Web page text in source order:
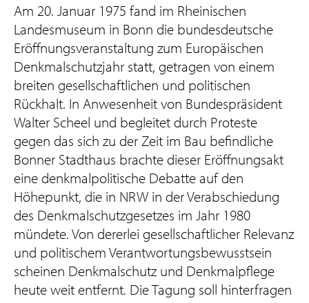
Am 20. Januar 1975 fand im Rheinischen
Landesmuseum in Bonn die bundesdeutsche
Eröffnungsveranstaltung zum Europäischen
Denkmalschutzjahr statt, getragen von einem
breiten gesellschaftlichen und politischen
Rückhalt. In Anwesenheit von Bundespräsident
Walter Scheel und begleitet durch Proteste
gegen das sich zu der Zeit im Bau befindliche
Bonner Stadthaus brachte dieser Eröffnungsakt
eine denkmalpolitische Debatte auf den
Höhepunkt, die in NRW in der Verabschiedung
des Denkmalschutzgesetzes im Jahr 1980
mündete. Von dererlei gesellschaftlicher Relevanz
und politischem Verantwortungsbewusstsein
scheinen Denkmalschutz und Denkmalpflege
heute weit entfernt. Die Tagung soll hinterfragen